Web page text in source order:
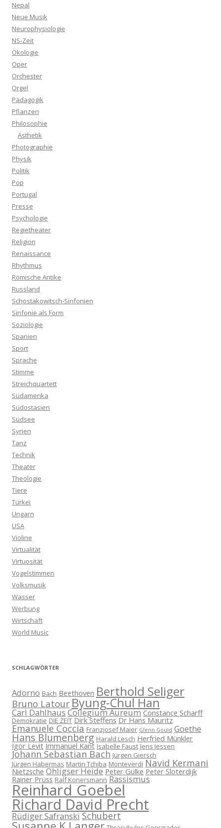
Nepal
Neue Musik
Neurophysiologie
NS-Zeit
Ökologie
Oper
Orchester
Orgel
Pädagogik
Pflanzen
Philosophie
Ästhetik
Photographie
Physik
Politik
Pop
Portugal
Presse
Psychologie
Regietheater
Religion
Renaissance
Rhythmus
Römische Antike
Russland
Schostakowitsch-Sinfonien
Sinfonie als Form
Soziologie
Spanien
Sport
Sprache
Stimme
Streichquartett
Südamerika
Südostasien
Südsee
Syrien
Tanz
Technik
Theater
Theologie
Tiere
Türkei
Ungarn
USA
Violine
Virtualität
Virtuosität
Vogelstimmen
Volksmusik
Wasser
Werbung
Wirtschaft
World Music
SCHLAGWÖRTER
Adorno Bach Beethoven Berthold Seliger
Bruno Latour Byung-Chul Han
Carl Dahlhaus Collegium Aureum Constance Scharff
Demokratie DIE ZEIT Dirk Steffens Dr Hans Mauritz
Emanuele Coccia Franzjosef Maier Glenn Gould Goethe
Hans Blumenberg Harald Lesch Herfried Münkler
Igor Levit Immanuel Kant Isabelle Faust Jens Jessen
Johann Sebastian Bach Jürgen Giersch
Jürgen Habermas Martin Tchiba Monteverdi Navid Kermani
Nietzsche Ohligser Heide Peter Gülke Peter Sloterdijk
Rainer Prüss Ralf Konersmann Rassismus
Reinhard Goebel
Richard David Precht
Rüdiger Safranski Schubert